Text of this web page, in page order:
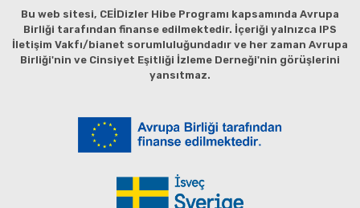
Bu web sitesi, CEİDizler Hibe Programı kapsamında Avrupa
Birliği tarafından finanse edilmektedir. İçeriği yalnızca IPS
İletişim Vakfı/bianet sorumluluğundadır ve her zaman Avrupa
Birliği'nin ve Cinsiyet Eşitliği İzleme Derneği'nin görüşlerini
yansıtmaz.